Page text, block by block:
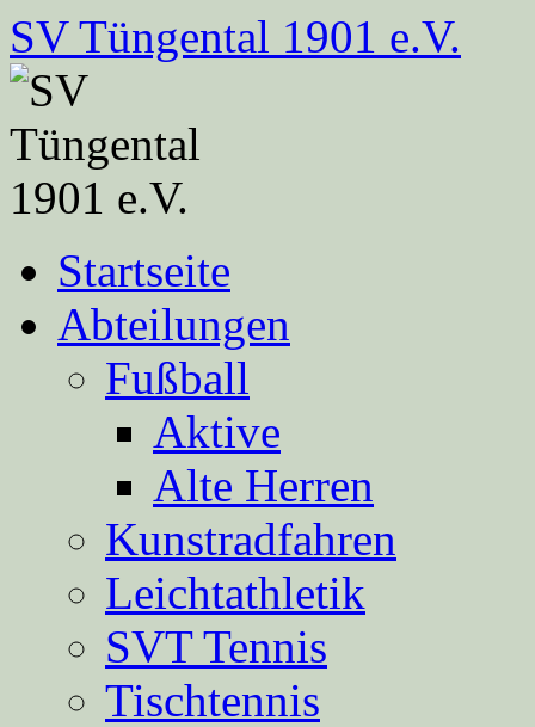
Zum
Inhalt
springen
SV Tüngental 1901 e.V.
Startseite
Abteilungen
Fußball
Aktive
Alte Herren
Kunstradfahren
Leichtathletik
SVT Tennis
Tischtennis